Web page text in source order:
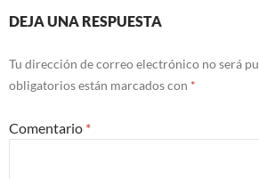
DEJA UNA RESPUESTA
Tu dirección de correo electrónico no será
obligatorios están marcados con *
Comentario *